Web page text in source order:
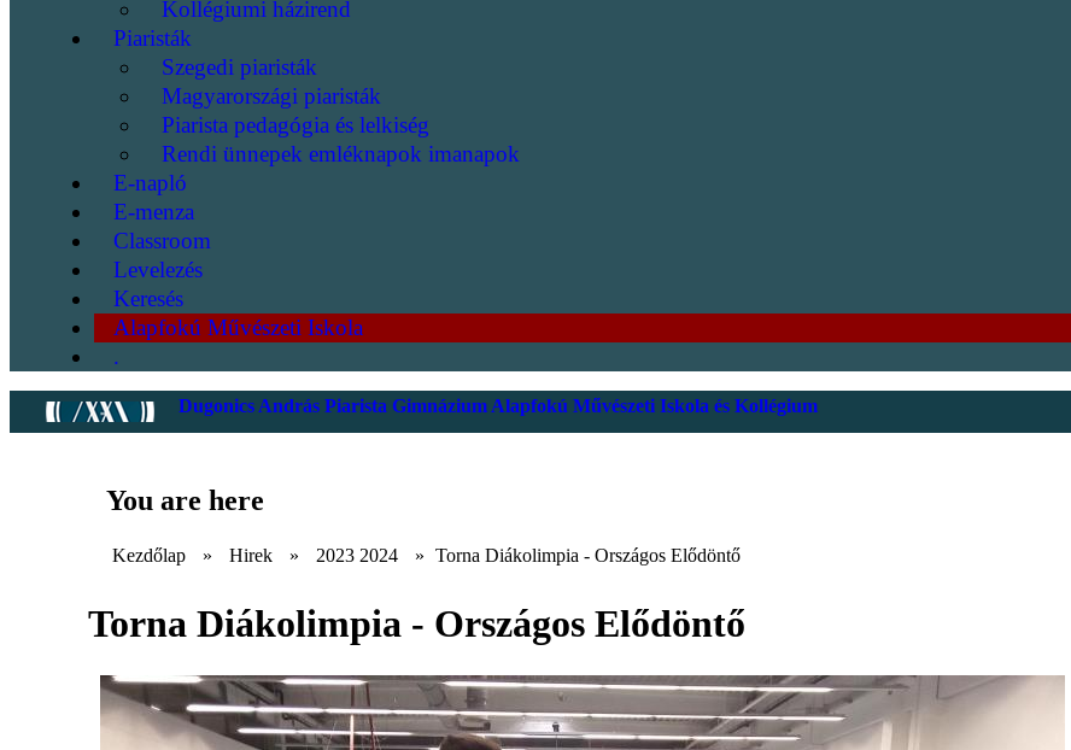
Kollégiumi házirend
Piaristák
Szegedi piaristák
Magyarországi piaristák
Piarista pedagógia és lelkiség
Rendi ünnepek emléknapok imanapok
E-napló
E-menza
Classroom
Levelezés
Keresés
Alapfokú Művészeti Iskola
.
Dugonics András Piarista Gimnázium Alapfokú Művészeti Iskola és Kollégium
You are here
Kezdőlap » Hirek » 2023 2024 » Torna Diákolimpia - Országos Elődöntő
Torna Diákolimpia - Országos Elődöntő